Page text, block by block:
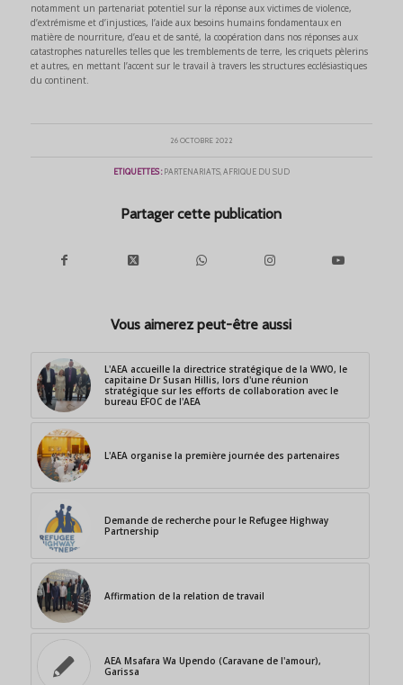
notamment un partenariat potentiel sur la réponse aux victimes de violence,
d’extrémisme et d’injustices, l’aide aux besoins humains fondamentaux en
matière de nourriture, d’eau et de santé, la coopération dans nos réponses aux
catastrophes naturelles telles que les tremblements de terre, les criquets pèlerins
et autres, en mettant l’accent sur le travail à travers les structures ecclésiastiques
du continent.
26 OCTOBRE 2022
ETIQUETTES : PARTENARIATS,AFRIQUE DU SUD
Partager cette publication
Vous aimerez peut-être aussi
L'AEA accueille la directrice stratégique de la WWO, le
capitaine Dr Susan Hillis, lors d'une réunion
stratégique sur les efforts de collaboration avec le
bureau EFOC de l'AEA
L'AEA organise la première journée des partenaires
Demande de recherche pour le Refugee Highway
Partnership
Affirmation de la relation de travail
AEA Msafara Wa Upendo (Caravane de l'amour),
Garissa